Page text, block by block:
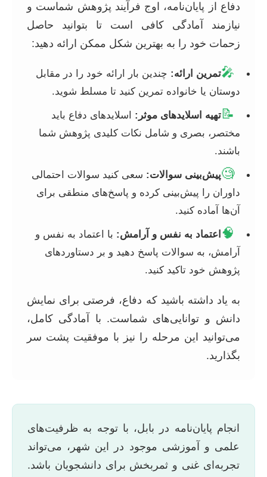
دفاع از پایان‌نامه، اوج فرآیند پژوهش شماست و
نیازمند آمادگی کافی است تا بتوانید حاصل
زحمات خود را به بهترین شکل ممکن ارائه دهید:
🎤تمرین ارائه: چندین بار ارائه خود را در مقابل
دوستان یا خانواده تمرین کنید تا مسلط شوید.
📝تهیه اسلایدهای موثر: اسلایدهای دفاع باید
مختصر، بصری و شامل نکات کلیدی پژوهش شما
باشند.
🧐پیش‌بینی سوالات: سعی کنید سوالات احتمالی
داوران را پیش‌بینی کرده و پاسخ‌های منطقی برای
آن‌ها آماده کنید.
🧠 اعتماد به نفس و آرامش: با اعتماد به نفس و
آرامش، به سوالات پاسخ دهید و بر دستاوردهای
پژوهش خود تاکید کنید.
به یاد داشته باشید که دفاع، فرصتی برای نمایش
دانش و توانایی‌های شماست. با آمادگی کامل،
می‌توانید این مرحله را نیز با موفقیت پشت سر
بگذارید.
انجام پایان‌نامه در بابل، با توجه به ظرفیت‌های
علمی و آموزشی موجود در این شهر، می‌تواند
تجربه‌ای غنی و ثمربخش برای دانشجویان باشد.